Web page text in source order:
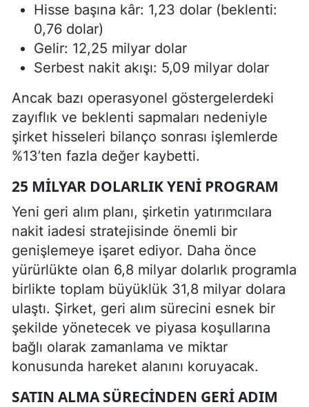
Hisse başına kâr: 1,23 dolar (beklenti:
0,76 dolar)
Gelir: 12,25 milyar dolar
Serbest nakit akışı: 5,09 milyar dolar
Ancak bazı operasyonel göstergelerdeki
zayıflık ve beklenti sapmaları nedeniyle
şirket hisseleri bilanço sonrası işlemlerde
%13’ten fazla değer kaybetti.
25 MILYAR DOLARLIK YENI PROGRAM
Yeni geri alım planı, şirketin yatırımcılara
nakit iadesi stratejisinde önemli bir
genişlemeye işaret ediyor. Daha önce
yürürlükte olan 6,8 milyar dolarlık programla
birlikte toplam büyüklük 31,8 milyar dolara
ulaştı. Şirket, geri alım sürecini esnek bir
şekilde yönetecek ve piyasa koşullarına
bağlı olarak zamanlama ve miktar
konusunda hareket alanını koruyacak.
SATIN ALMA SÜRECINDEN GERI ADIM